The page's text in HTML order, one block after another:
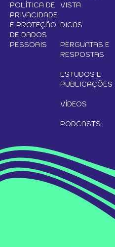
POLÍTICA DE
PRIVACIDADE
E PROTEÇÃO
DE DADOS
PESSOAIS
VISTA
DICAS
PERGUNTAS E
RESPOSTAS
ESTUDOS E
PUBLICAÇÕES
VÍDEOS
PODCASTS